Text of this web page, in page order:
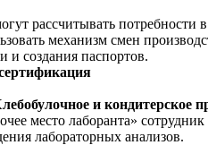
рассчитывать потребности
механизм смен
и создания паспортов.
и кондитерское
место лаборанта» сотрудник
лабораторных анализов.